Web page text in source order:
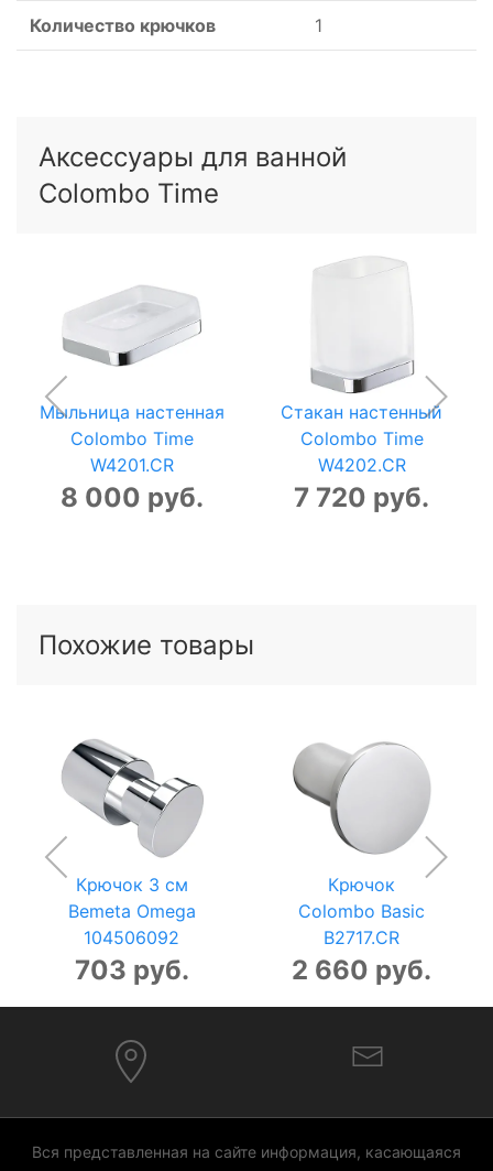
Количество крючков 1
Аксессуары для ванной
Colombo Time
Мыльница настенная
Colombo Time
W4201.CR
8 000 руб.
Стакан настенный
Colombo Time
W4202.CR
7 720 руб.
Похожие товары
Крючок 3 см
Bemeta Omega
104506092
703 руб.
Крючок
Colombo Basic
B2717.CR
2 660 руб.
Вся представленная на сайте информация, касающаяся